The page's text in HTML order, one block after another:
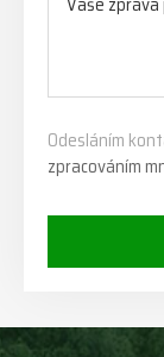
Odesláním
zpracováním